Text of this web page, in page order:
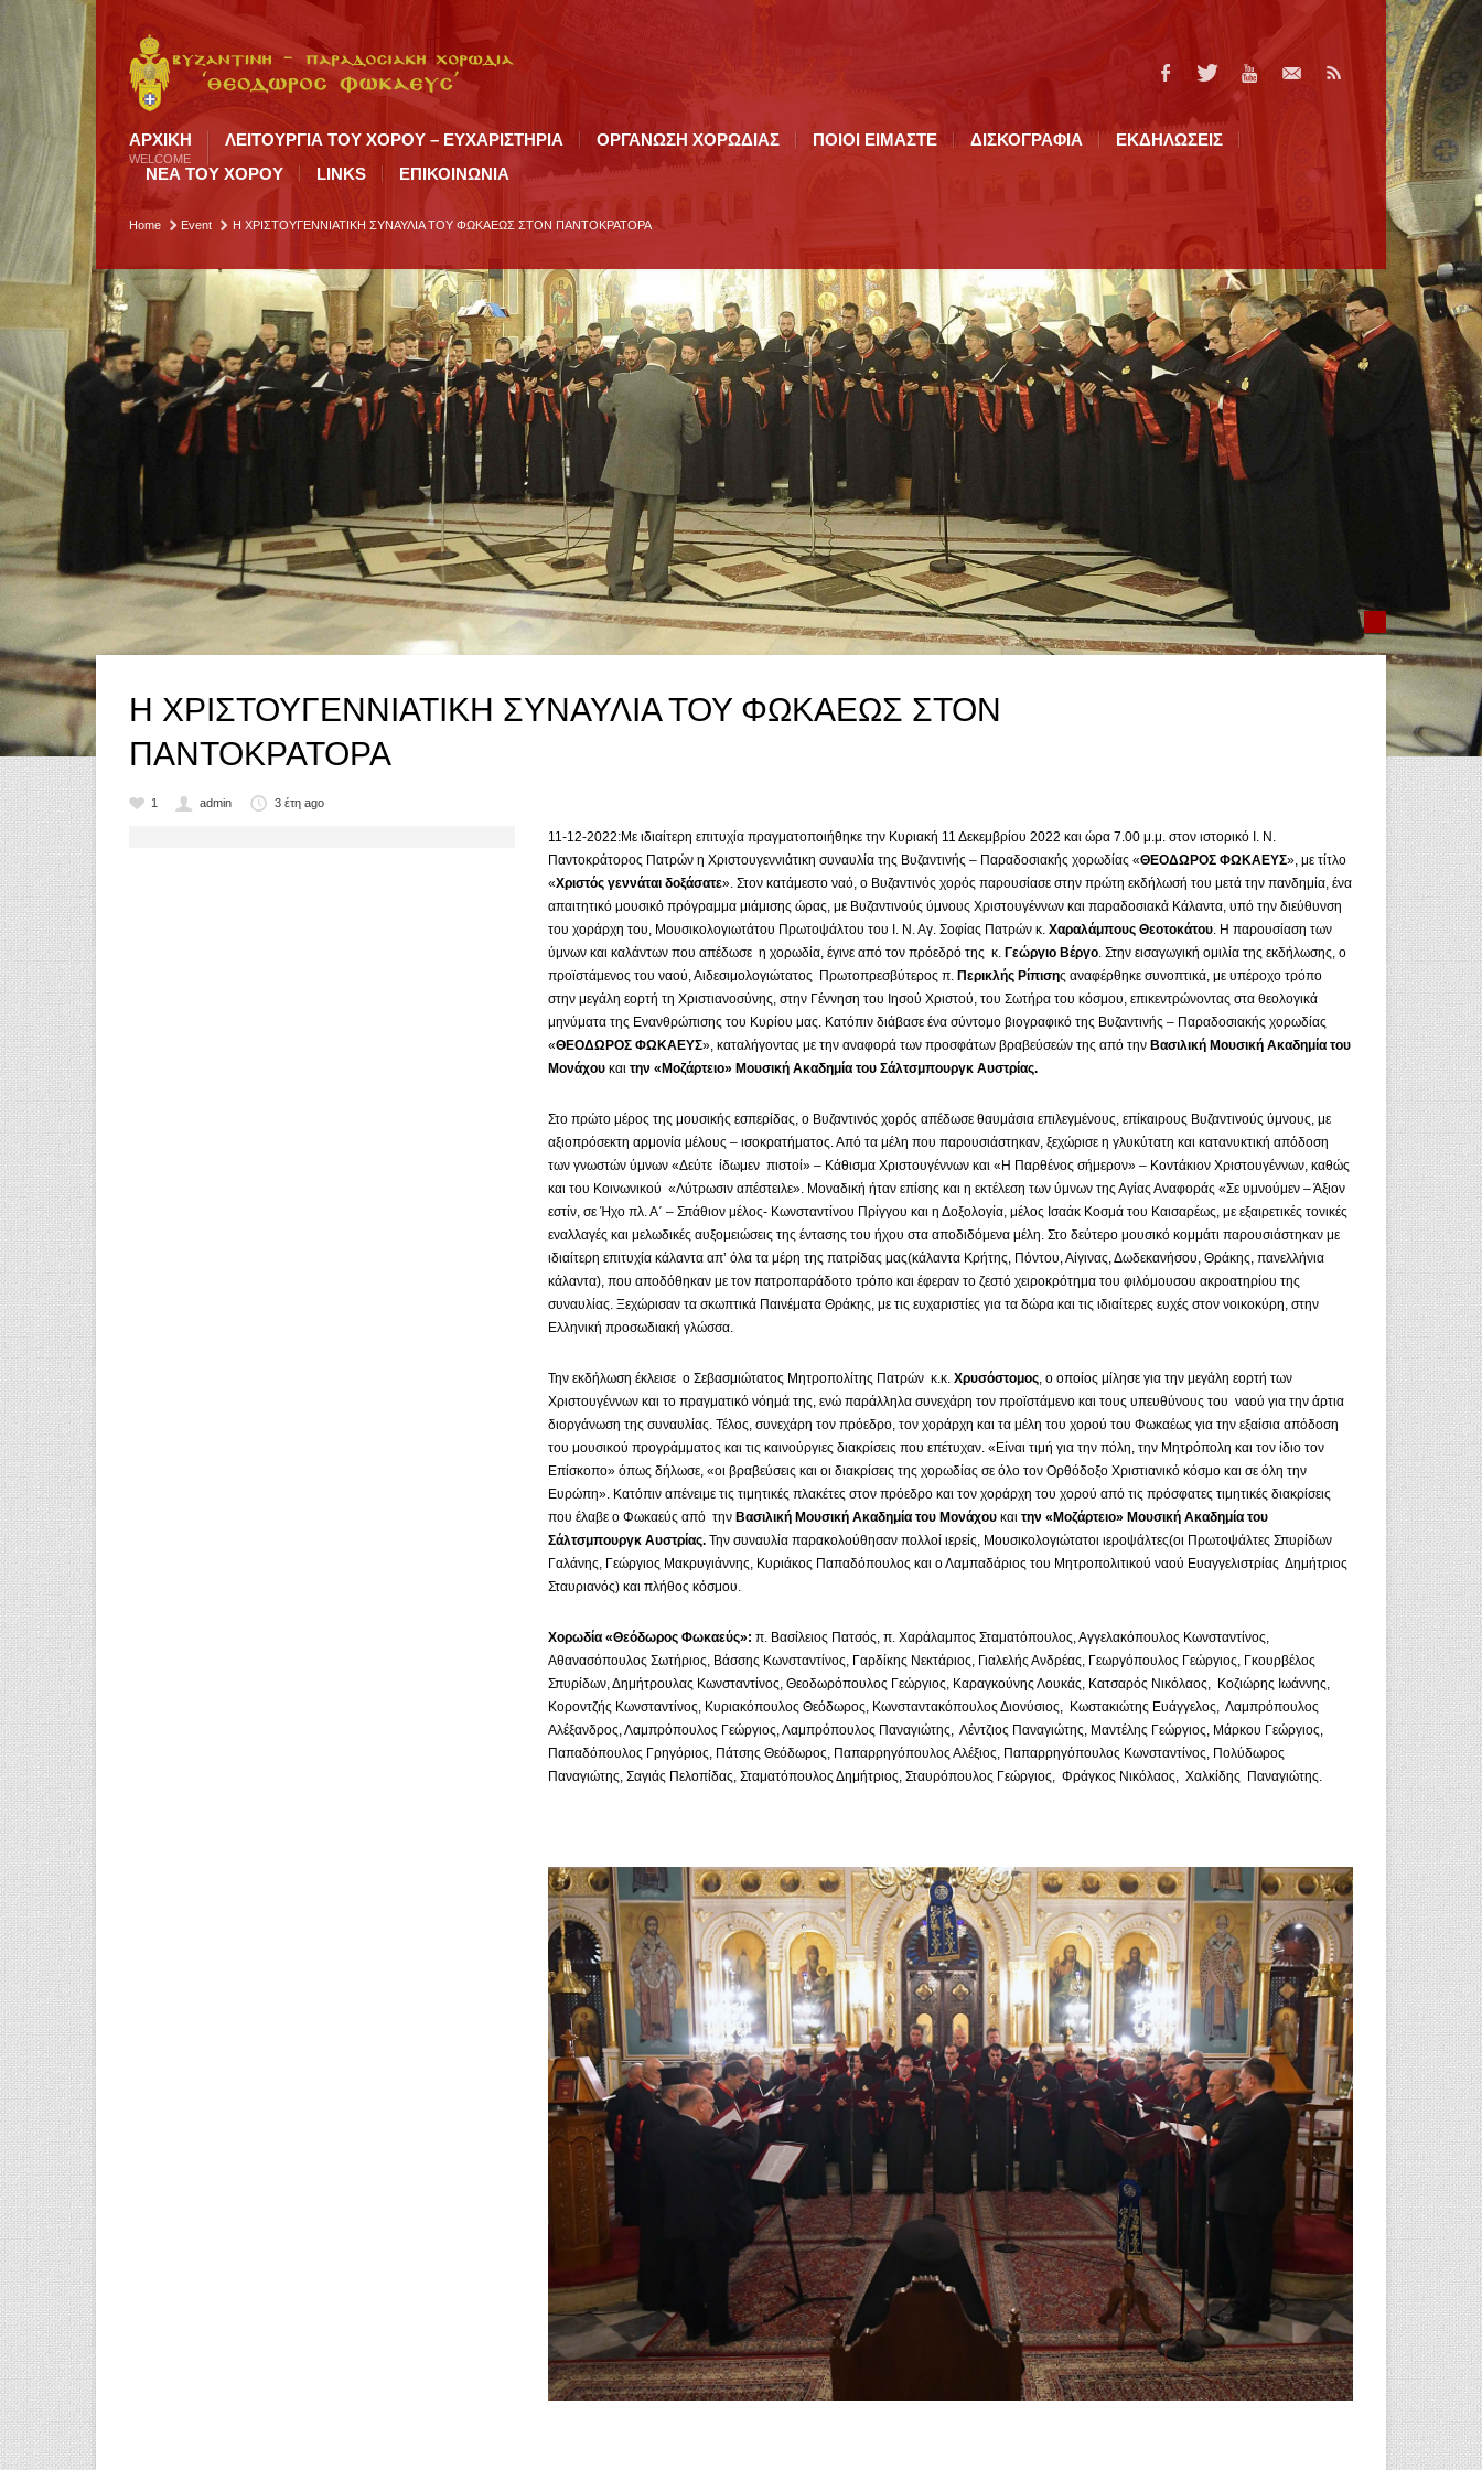
ΑΡΧΙΚΉ
WELCOME
ΛΕΙΤΟΥΡΓΙΑ ΤΟΥ ΧΟΡΟΥ – ΕΥΧΑΡΙΣΤΗΡΙΑ ΟΡΓΑΝΩΣΗ ΧΟΡΩΔΙΑΣ ΠΟΙΟI ΕΙΜΑΣΤΕ ΔΙΣΚΟΓΡΑΦΙΑ
ΕΚΔΗΛΩΣΕΙΣ
ΝΕΑ ΤΟΥ ΧΟΡΟΥ
LINKS ΕΠΙΚΟΙΝΩΝΙΑ
Home Event Η ΧΡΙΣΤΟΥΓΕΝΝΙΑΤΙΚΗ ΣΥΝΑΥΛΙΑ ΤΟΥ ΦΩΚΑΕΩΣ ΣΤΟΝ ΠΑΝΤΟΚΡΑΤΟΡΑ
Η ΧΡΙΣΤΟΥΓΕΝΝΙΑΤΙΚΗ ΣΥΝΑΥΛΙΑ ΤΟΥ ΦΩΚΑΕΩΣ ΣΤΟΝ
ΠΑΝΤΟΚΡΑΤΟΡΑ
1 admin 3 έτη ago
11-12-2022:Με ιδιαίτερη επιτυχία πραγματοποιήθηκε την Κυριακή 11 Δεκεμβρίου 2022 και ώρα 7.00 μ.μ. στον ιστορικό Ι. Ν.
Παντοκράτορος Πατρών η Χριστουγεννιάτικη συναυλία της Βυζαντινής – Παραδοσιακής χορωδίας «ΘΕΟΔΩΡΟΣ ΦΩΚΑΕΥΣ», με τίτλο
«Χριστός γεννάται δοξάσατε». Στον κατάμεστο ναό, ο Βυζαντινός χορός παρουσίασε στην πρώτη εκδήλωσή του μετά την πανδημία, ένα
απαιτητικό μουσικό πρόγραμμα μιάμισης ώρας, με Βυζαντινούς ύμνους Χριστουγέννων και παραδοσιακά Κάλαντα, υπό την διεύθυνση
του χοράρχη του, Μουσικολογιωτάτου Πρωτοψάλτου του Ι. Ν. Αγ. Σοφίας Πατρών κ. Χαραλάμπους Θεοτοκάτου. Η παρουσίαση των
ύμνων και καλάντων που απέδωσε η χορωδία, έγινε από τον πρόεδρό της κ. Γεώργιο Βέργο. Στην εισαγωγική ομιλία της εκδήλωσης, ο
προϊστάμενος του ναού, Αιδεσιμολογιώτατος Πρωτοπρεσβύτερος π. Περικλής Ρίπισης αναφέρθηκε συνοπτικά, με υπέροχο τρόπο
στην μεγάλη εορτή τη Χριστιανοσύνης, στην Γέννηση του Ιησού Χριστού, του Σωτήρα του κόσμου, επικεντρώνοντας στα θεολογικά
μηνύματα της Ενανθρώπισης του Κυρίου μας. Κατόπιν διάβασε ένα σύντομο βιογραφικό της Βυζαντινής – Παραδοσιακής χορωδίας
«ΘΕΟΔΩΡΟΣ ΦΩΚΑΕΥΣ», καταλήγοντας με την αναφορά των προσφάτων βραβεύσεών της από την Βασιλική Μουσική Ακαδημία του
Μονάχου καιτην «Μοζάρτειο» Μουσική Ακαδημία του Σάλτσμπουργκ Αυστρίας.
Στο πρώτο μέρος της μουσικής εσπερίδας, ο Βυζαντινός χορός απέδωσε θαυμάσια επιλεγμένους, επίκαιρους Βυζαντινούς ύμνους, με
αξιοπρόσεκτη αρμονία μέλους – ισοκρατήματος. Από τα μέλη που παρουσιάστηκαν, ξεχώρισε η γλυκύτατη και κατανυκτική απόδοση
των γνωστών ύμνων «Δεύτε ίδωμεν πιστοί» – Κάθισμα Χριστουγέννων και «Η Παρθένος σήμερον» – Κοντάκιον Χριστουγέννων, καθώς
και του Κοινωνικού «Λύτρωσιν απέστειλε». Μοναδική ήταν επίσης και η εκτέλεση των ύμνων της Αγίας Αναφοράς «Σε υμνούμεν – Άξιον
εστίν, σε Ήχο πλ. Α΄ – Σπάθιον μέλος- Κωνσταντίνου Πρίγγου και η Δοξολογία, μέλος Ισαάκ Κοσμά του Καισαρέως, με εξαιρετικές τονικές
εναλλαγές και μελωδικές αυξομειώσεις της έντασης του ήχου στα αποδιδόμενα μέλη. Στο δεύτερο μουσικό κομμάτι παρουσιάστηκαν με
ιδιαίτερη επιτυχία κάλαντα απ’ όλα τα μέρη της πατρίδας μας(κάλαντα Κρήτης, Πόντου, Αίγινας, Δωδεκανήσου, Θράκης, πανελλήνια
κάλαντα), που αποδόθηκαν με τον πατροπαράδοτο τρόπο και έφεραν το ζεστό χειροκρότημα του φιλόμουσου ακροατηρίου της
συναυλίας. Ξεχώρισαν τα σκωπτικά Παινέματα Θράκης, με τις ευχαριστίες για τα δώρα και τις ιδιαίτερες ευχές στον νοικοκύρη, στην
Ελληνική προσωδιακή γλώσσα.
Την εκδήλωση έκλεισε ο Σεβασμιώτατος Μητροπολίτης Πατρών κ.κ. Χρυσόστομος, ο οποίος μίλησε για την μεγάλη εορτή των
Χριστουγέννων και το πραγματικό νόημά της, ενώ παράλληλα συνεχάρη τον προϊστάμενο και τους υπευθύνους του ναού για την άρτια
διοργάνωση της συναυλίας. Τέλος, συνεχάρη τον πρόεδρο, τον χοράρχη και τα μέλη του χορού του Φωκαέως για την εξαίσια απόδοση
του μουσικού προγράμματος και τις καινούργιες διακρίσεις που επέτυχαν. «Είναι τιμή για την πόλη, την Μητρόπολη και τον ίδιο τον
Επίσκοπο» όπως δήλωσε, «οι βραβεύσεις και οι διακρίσεις της χορωδίας σε όλο τον Ορθόδοξο Χριστιανικό κόσμο και σε όλη την
Ευρώπη». Κατόπιν απένειμε τις τιμητικές πλακέτες στον πρόεδρο και τον χοράρχη του χορού από τις πρόσφατες τιμητικές διακρίσεις
που έλαβε ο Φωκαεύς από την Βασιλική Μουσική Ακαδημία του Μονάχου καιτην «Μοζάρτειο» Μουσική Ακαδημία του
Σάλτσμπουργκ Αυστρίας. Την συναυλία παρακολούθησαν πολλοί ιερείς, Μουσικολογιώτατοι ιεροψάλτες(οι Πρωτοψάλτες Σπυρίδων
Γαλάνης, Γεώργιος Μακρυγιάννης, Κυριάκος Παπαδόπουλος και ο Λαμπαδάριος του Μητροπολιτικού ναού Ευαγγελιστρίας Δημήτριος
Σταυριανός) και πλήθος κόσμου.
Χορωδία «Θεόδωρος Φωκαεύς»: π. Βασίλειος Πατσός, π. Χαράλαμπος Σταματόπουλος, Αγγελακόπουλος Κωνσταντίνος,
Αθανασόπουλος Σωτήριος, Βάσσης Κωνσταντίνος, Γαρδίκης Νεκτάριος, Γιαλελής Ανδρέας, Γεωργόπουλος Γεώργιος, Γκουρβέλος
Σπυρίδων, Δημήτρουλας Κωνσταντίνος, Θεοδωρόπουλος Γεώργιος, Καραγκούνης Λουκάς, Κατσαρός Νικόλαος, Κοζιώρης Ιωάννης,
Κοροντζής Κωνσταντίνος, Κυριακόπουλος Θεόδωρος, Κωνσταντακόπουλος Διονύσιος, Κωστακιώτης Ευάγγελος, Λαμπρόπουλος
Αλέξανδρος, Λαμπρόπουλος Γεώργιος, Λαμπρόπουλος Παναγιώτης, Λέντζιος Παναγιώτης, Μαντέλης Γεώργιος, Μάρκου Γεώργιος,
Παπαδόπουλος Γρηγόριος, Πάτσης Θεόδωρος, Παπαρρηγόπουλος Αλέξιος, Παπαρρηγόπουλος Κωνσταντίνος, Πολύδωρος
Παναγιώτης, Σαγιάς Πελοπίδας, Σταματόπουλος Δημήτριος, Σταυρόπουλος Γεώργιος, Φράγκος Νικόλαος, Χαλκίδης Παναγιώτης.